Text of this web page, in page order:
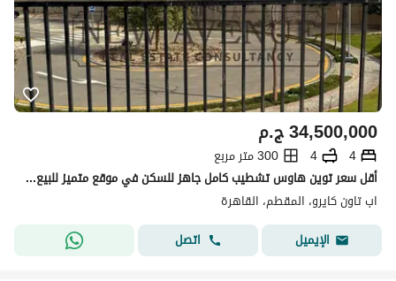
ج.م34,500,000
4
4
300 متر مربع
أقل سعر توين هاوس تشطيب كامل جاهز للسكن في موقع متميز للبيع في اب تاون Uptown Cairo لشركة إعمار
اب تاون كايرو، المقطم، القاهرة
الإيميل
اتصل